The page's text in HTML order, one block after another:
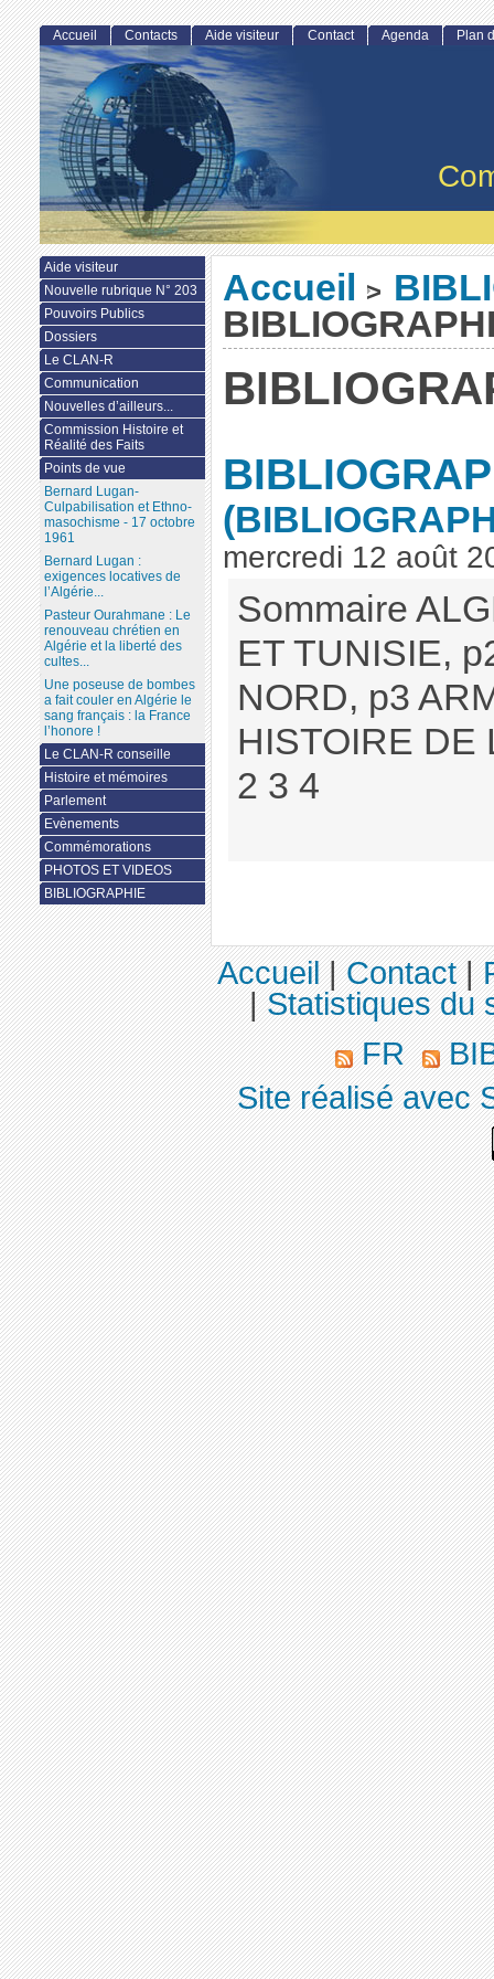
Accueil >
mercredi 12 août
Sommaire
ET TUNISIE,
NORD, p3
HISTOIRE DE
2 3 4
Accueil Contacts Aide visiteur Contact Agenda Plan
Aide visiteur
Nouvelle rubrique N° 203
Pouvoirs Publics
Dossiers
Le CLAN-R
Communication
Nouvelles d’ailleurs...
Commission Histoire et
Réalité des Faits
Points de vue
Bernard Lugan-
Culpabilisation et Ethno-
masochisme - 17 octobre
1961
Bernard Lugan :
exigences locatives de
l’Algérie...
Pasteur Ourahmane : Le
renouveau chrétien en
Algérie et la liberté des
cultes...
Une poseuse de bombes
a fait couler en Algérie le
sang français : la France
l’honore !
Le CLAN-R conseille
Histoire et mémoires
Parlement
Evènements
Commémorations
PHOTOS ET VIDEOS
BIBLIOGRAPHIE
Accueil|Contact|
|Statistiques du
FR
Site réalisé avec